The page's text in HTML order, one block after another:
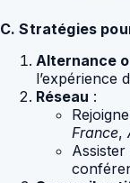
C. Stratégies
Alternance
l’expérience
Réseau :
France,